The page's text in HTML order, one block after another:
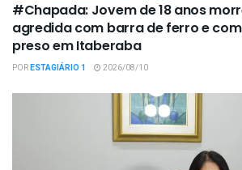
#Chapada: Jovem de 18 anos
agredida com barra de ferro e
preso em Itaberaba
PORESTAGIÁRIO 1 2026/08/10